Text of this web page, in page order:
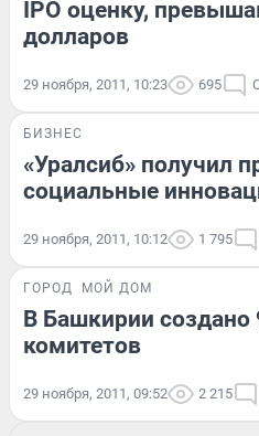
IPO оценку,
долларов
29 ноября, 2011, 10:23 695
БИЗНЕС
«Уралсиб» получил
социальные
29 ноября, 2011, 10:12 1 795
ГОРОД МОЙ ДОМ
В Башкирии
комитетов
29 ноября, 2011, 09:52 2 215